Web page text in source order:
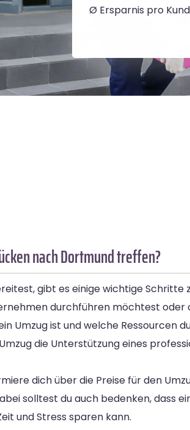
Ø Ersparnis pro
nach Dortmund treffen?
gibt es einige wichtige Schritte
durchführen möchtest
Umzug ist und welche Ressourcen
die Unterstützung eines
dich über die Preise für den
solltest du auch bedenken, dass
und Stress sparen kann.